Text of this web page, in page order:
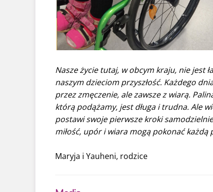
Nasze życie tutaj, w obcym kraju, nie jest
naszym dzieciom przyszłość. Każdego
przez zmęczenie, ale zawsze z wiarą.
którą podążamy, jest długa i trudna. Ale
postawi swoje pierwsze kroki
miłość, upór i wiara mogą pokonać każdą
Maryja i Yauheni, rodzice